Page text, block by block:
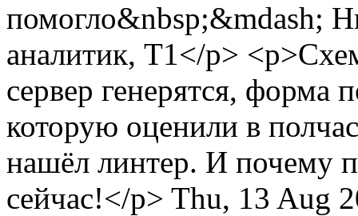
помогло&nbsp;&mdash;
аналитик, Т1</p>
сервер генерятся, форма
которую оценили в
нашёл линтер. И почему
сейчас!</p> Thu, 13 Aug